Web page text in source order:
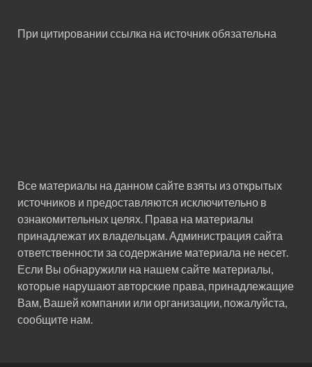
При цитировании ссылка на источник обязательна
Все материалы на данном сайте взяты из открытых
источников и предоставляются исключительно в
ознакомительных целях. Права на материалы
принадлежат их владельцам. Администрация сайта
ответственности за содержание материала не несет.
Если Вы обнаружили на нашем сайте материалы,
которые нарушают авторские права, принадлежащие
Вам, Вашей компании или организации, пожалуйста,
сообщите нам.